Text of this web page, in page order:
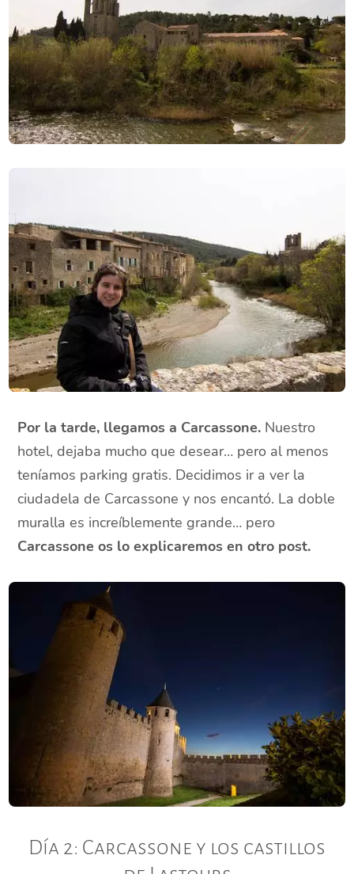
Por la tarde, llegamos a Carcassone. Nuestro
hotel, dejaba mucho que desear… pero al menos
teníamos parking gratis. Decidimos ir a ver la
ciudadela de Carcassone y nos encantó. La doble
muralla es increíblemente grande… pero
Carcassone os lo explicaremos en otro post.
Día 2: Carcassone y los castillos